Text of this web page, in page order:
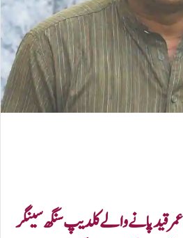
قید پانے والے کلدیپ سنگھ سینگر